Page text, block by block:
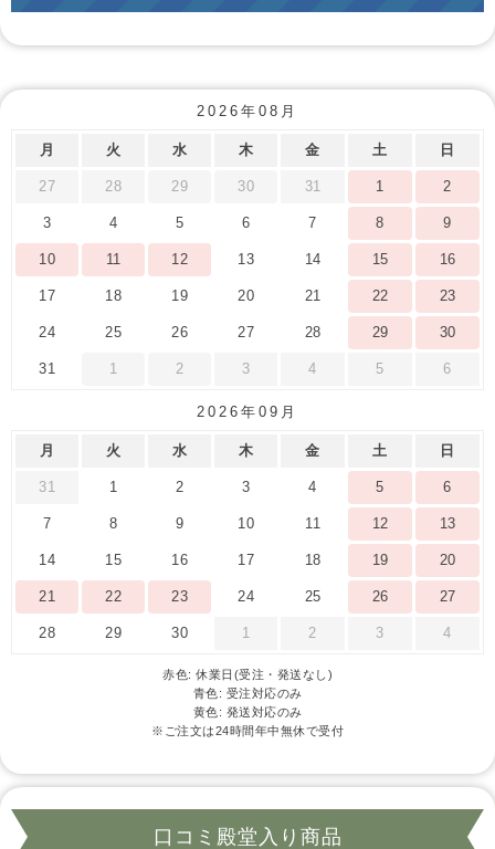
2026年08月
月 火 水 木 金 土 日
27 28 29 30 31 1 2
3 4 5 6 7 8 9
10 11 12 13 14 15 16
17 18 19 20 21 22 23
24 25 26 27 28 29 30
31 1 2 3 4 5 6
2026年09月
月 火 水 木 金 土 日
31 1 2 3 4 5 6
7 8 9 10 11 12 13
14 15 16 17 18 19 20
21 22 23 24 25 26 27
28 29 30 1 2 3 4
赤色: 休業日(受注・発送なし)
青色: 受注対応のみ
黄色: 発送対応のみ
※ご注文は24時間年中無休で受付
口コミ殿堂入り商品